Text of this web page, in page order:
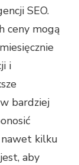
SEO.
ceny mogą
i
bardziej
nawet kilku
aby